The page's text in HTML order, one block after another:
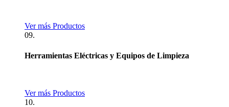
Ver más Productos
09.
Herramientas Eléctricas y Equipos de Limpieza
Ver más Productos
10.